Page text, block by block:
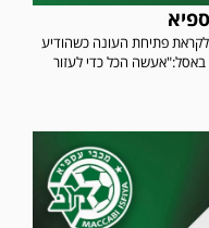
לקראת פתיחת העונה כשהודיע
הכל כדי לעזור